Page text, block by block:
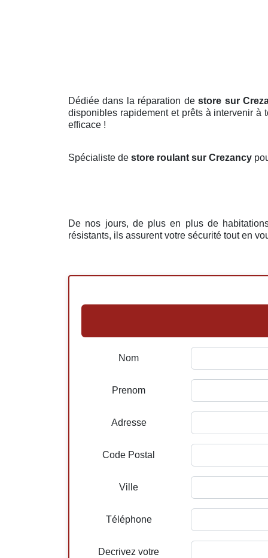
Dédiée dans la réparation destore sur
disponibles rapidement et prêts à intervenir à
efficace !
Spécialiste de store roulant sur Crezancy
De nos jours, de plus en plus de
résistants, ils assurent votre sécurité tout en
Nom
Prenom
Adresse
Code Postal
Ville
Téléphone
Decrivez votre